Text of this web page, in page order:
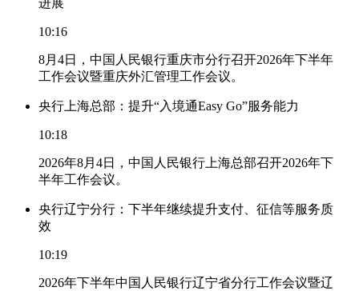
10:16
8月4日，中国人民银行重庆市分行召开2026年下半年
工作会议暨重庆外汇管理工作会议。
央行上海总部：提升“入境通Easy Go”服务能力
10:18
2026年8月4日，中国人民银行上海总部召开2026年下
半年工作会议。
央行辽宁分行：下半年继续提升支付、征信等服务质
效
10:19
2026年下半年中国人民银行辽宁省分行工作会议暨辽